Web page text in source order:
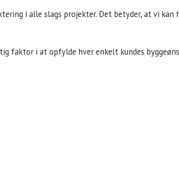
i alle slags projekter. Det betyder, at vi
faktor i at opfylde hver enkelt kundes